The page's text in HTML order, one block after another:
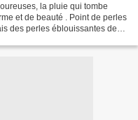
la pluie qui tombe
et de beauté . Point de perles
des perles éblouissantes de